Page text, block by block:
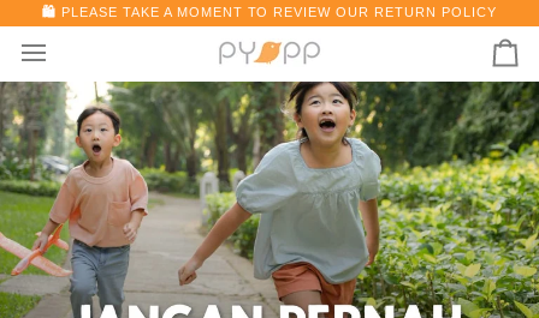
content
🛍️ PLEASE TAKE A MOMENT TO REVIEW OUR RETURN POLICY